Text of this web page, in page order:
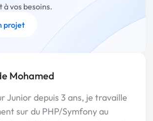
vos besoins.
projet
Mohamed
Junior depuis 3 ans, je travaille
sur du PHP/Symfony au